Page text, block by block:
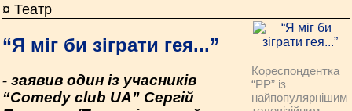
¤ Театр
Кореспондентка
“РР” із
найпопулярнішим
“Я міг би зіграти гея...”
- заявив один із учасників
“Comedy club UA” Сергій